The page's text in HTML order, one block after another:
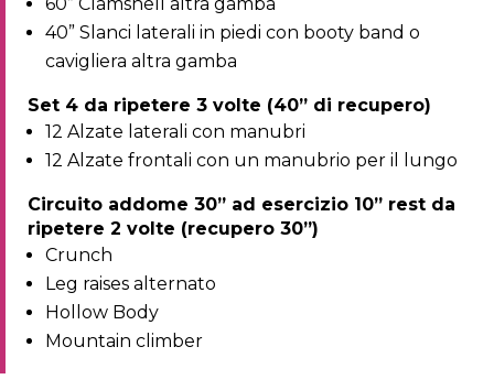
40” Slanci laterali in piedi con booty band o
cavigliera altra gamba
Set 4 da ripetere 3 volte (40” di recupero)
12 Alzate laterali con manubri
12 Alzate frontali con un manubrio per il lungo
Circuito addome 30” ad esercizio 10” rest da
ripetere 2 volte (recupero 30”)
Crunch
Leg raises alternato
Hollow Body
Mountain climber